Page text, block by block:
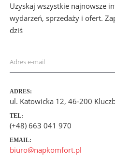
Uzyskaj wszystkie najnowsze
wydarzeń, sprzedaży i ofert.
dziś
ADRES:
ul. Katowicka 12, 46-200
TEL:
(+48) 663 041 970
EMAIL:
biuro@napkomfort.pl